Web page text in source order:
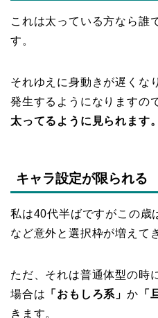
これは太っている方なら誰
す。
それゆえに身動きが遅くな
発生するようになりますの
太ってるように見られます。
キャラ設定が限られる
私は40代半ばですがこの歳
など意外と選択枠が増えて
ただ、それは普通体型の時
場合は 「おもしろ系」か 「
きます。